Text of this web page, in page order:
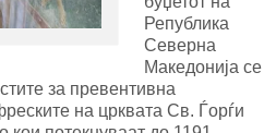
Република
Северна
Македонија се
за превентивна
на црквата Св. Ѓорѓи